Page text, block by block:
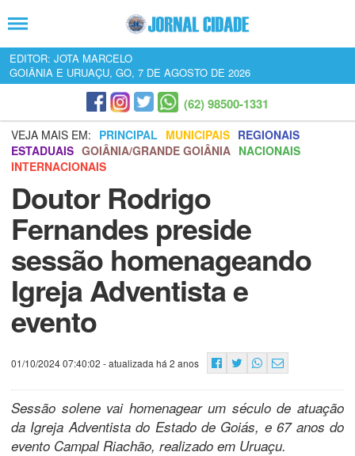
EDITOR: JOTA MARCELO
GOIÂNIA E URUAÇU, GO, 7 DE AGOSTO DE 2026
(62) 98500-1331
VEJA MAIS EM: PRINCIPAL MUNICIPAIS REGIONAIS
ESTADUAIS GOIÂNIA/GRANDE GOIÂNIA NACIONAIS
INTERNACIONAIS
Doutor Rodrigo
Fernandes preside
sessão homenageando
Igreja Adventista e
evento
01/10/2024 07:40:02 - atualizada há 2 anos
Sessão solene vai homenagear um século de atuação
da Igreja Adventista do Estado de Goiás, e 67 anos do
evento Campal Riachão, realizado em Uruaçu.